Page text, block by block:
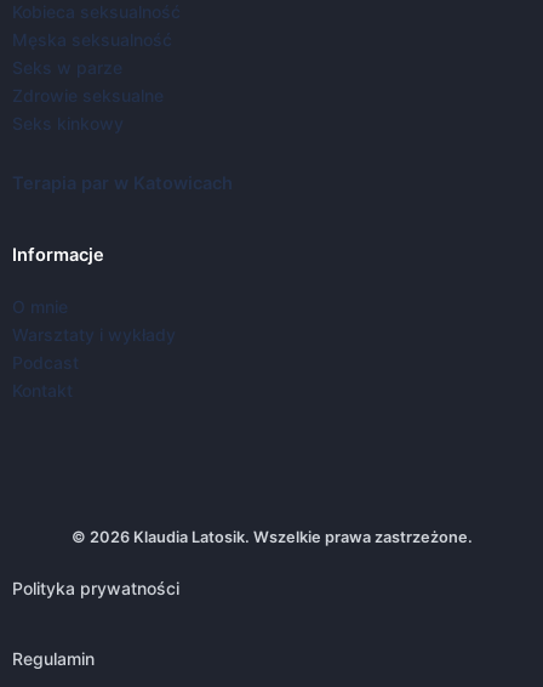
Kobieca seksualność
Męska seksualność
Seks w parze
Zdrowie seksualne
Seks kinkowy
Terapia par w Katowicach
Informacje
O mnie
Warsztaty i wykłady
Podcast
Kontakt
© 2026 Klaudia Latosik. Wszelkie prawa zastrzeżone.
Polityka prywatności
Regulamin